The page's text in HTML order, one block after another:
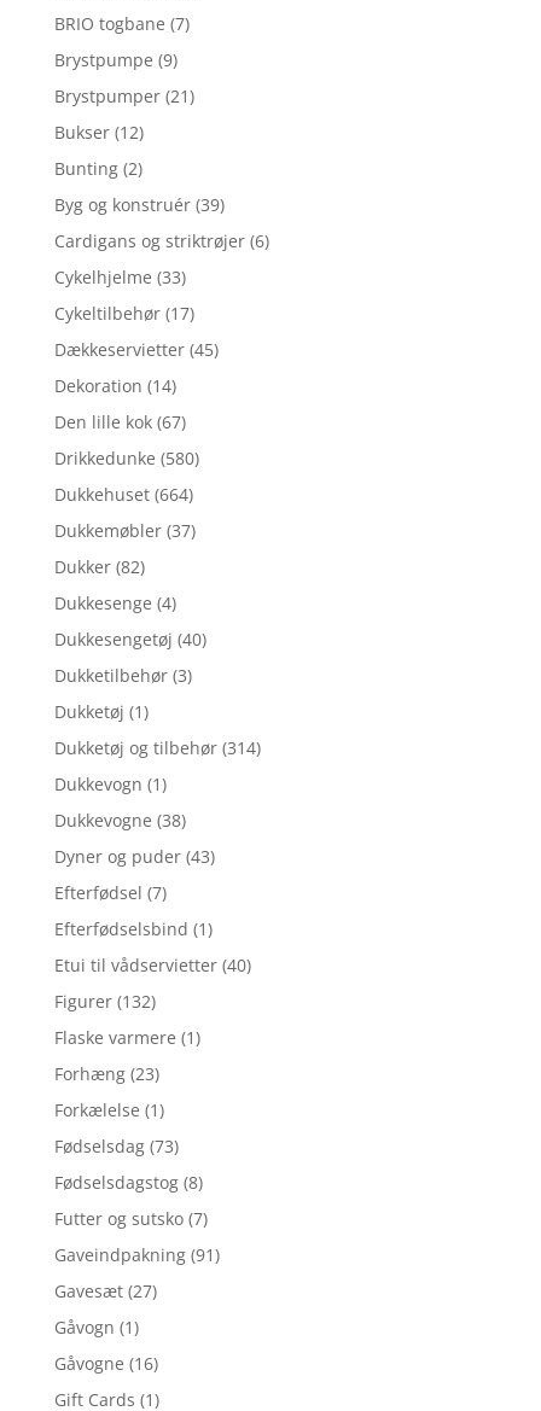
BRIO togbane (7)
Brystpumpe (9)
Brystpumper (21)
Bukser (12)
Bunting (2)
Byg og konstruér (39)
Cardigans og striktrøjer (6)
Cykelhjelme (33)
Cykeltilbehør (17)
Dækkeservietter (45)
Dekoration (14)
Den lille kok (67)
Drikkedunke (580)
Dukkehuset (664)
Dukkemøbler (37)
Dukker (82)
Dukkesenge (4)
Dukkesengetøj (40)
Dukketilbehør (3)
Dukketøj (1)
Dukketøj og tilbehør (314)
Dukkevogn (1)
Dukkevogne (38)
Dyner og puder (43)
Efterfødsel (7)
Efterfødselsbind (1)
Etui til vådservietter (40)
Figurer (132)
Flaske varmere (1)
Forhæng (23)
Forkælelse (1)
Fødselsdag (73)
Fødselsdagstog (8)
Futter og sutsko (7)
Gaveindpakning (91)
Gavesæt (27)
Gåvogn (1)
Gåvogne (16)
Gift Cards (1)